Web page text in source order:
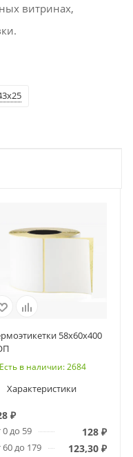
витринах,
58х60х400
Есть в наличии: 2684
Характеристики
₽
0 до 59 128 ₽
60 до 179 123,30 ₽